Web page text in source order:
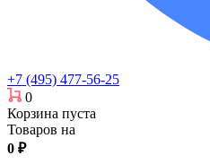
+7 (495) 477-56-25
0
Корзина пуста
Товаров на
0 ₽